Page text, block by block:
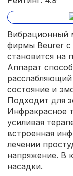
Вибрационный
фирмы Beurer с
становится на
Аппарат
состояние и
Подходит для
Инфракрасное
усиливая
встроенная
лечении
напряжение. В
насадки.